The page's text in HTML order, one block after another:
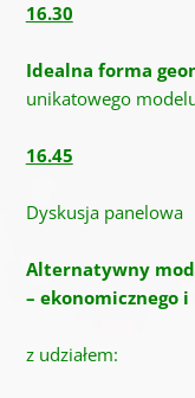
16.30
Idealna forma
unikatowego
16.45
Dyskusja panelowa
Alternatywny
– ekonomicznego
z udziałem: